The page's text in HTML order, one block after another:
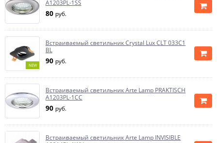
A1203PL-1SS
80 руб.
NEW
Встраиваемый светильник Crystal Lux CLT 033C1
BL
90 руб.
Встраиваемый светильник Arte Lamp PRAKTISCH
A1203PL-1CC
90 руб.
Встраиваемый светильник Arte Lamp INVISIBLE